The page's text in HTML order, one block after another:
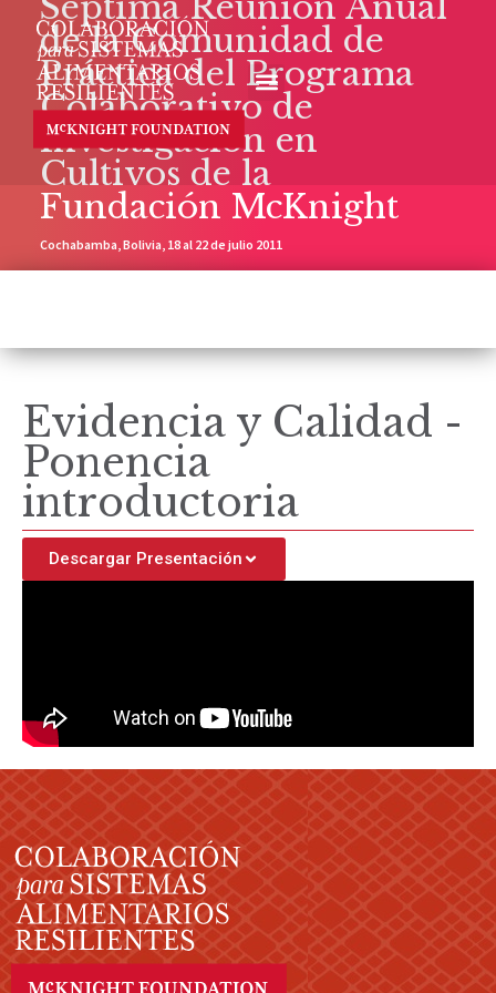
de la Comunidad de
Práctica del Programa
Colaborativo de
Investigación en
Cultivos de la
Fundación McKnight
Cochabamba, Bolivia, 18 al 22 de julio 2011
Evidencia y Calidad -
Ponencia
introductoria
Descargar Presentación